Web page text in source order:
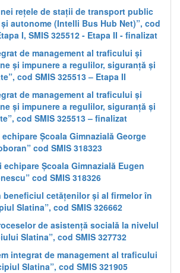
rețele de stații de transport public
autonome (Intelli Bus Hub Net)”, cod
I, SMIS 325512 - Etapa II - finalizat
de management al traficului și
și impunere a regulilor, siguranță și
cod SMIS 325513 – Etapa II
de management al traficului și
și impunere a regulilor, siguranță și
cod SMIS 325513 – finalizat
Școala Gimnazială George
cod SMIS 318323
echipare Școala Gimnazială Eugen
cod SMIS 318326
beneficiul cetățenilor și al firmelor în
Slatina”, cod SMIS 326662
de asistență socială la nivelul
Slatina”, cod SMIS 327732
integrat de management al traficului
Slatina”, cod SMIS 321905